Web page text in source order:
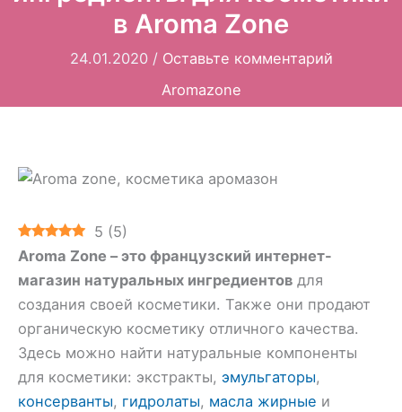
в Aroma Zone
24.01.2020 / Оставьте комментарий
Aromazone
5 (5)
Aroma Zone – это французский интернет-
магазин натуральных ингредиентов для
создания своей косметики. Также они продают
органическую косметику отличного качества.
Здесь можно найти натуральные компоненты
для косметики: экстракты, эмульгаторы,
консерванты, гидролаты, масла жирные и